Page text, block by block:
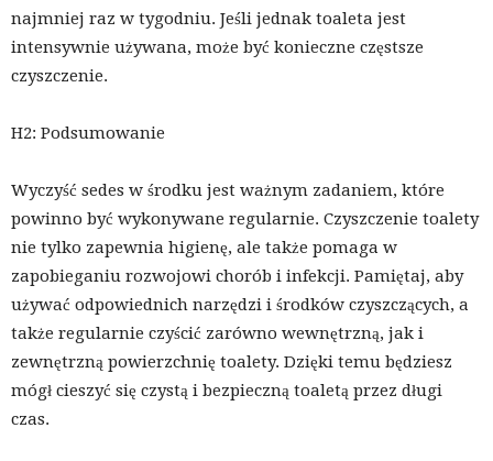
najmniej raz w tygodniu. Jeśli jednak toaleta jest
intensywnie używana, może być konieczne częstsze
czyszczenie.
H2: Podsumowanie
Wyczyść sedes w środku jest ważnym zadaniem, które
powinno być wykonywane regularnie. Czyszczenie toalety
nie tylko zapewnia higienę, ale także pomaga w
zapobieganiu rozwojowi chorób i infekcji. Pamiętaj, aby
używać odpowiednich narzędzi i środków czyszczących, a
także regularnie czyścić zarówno wewnętrzną, jak i
zewnętrzną powierzchnię toalety. Dzięki temu będziesz
mógł cieszyć się czystą i bezpieczną toaletą przez długi
czas.